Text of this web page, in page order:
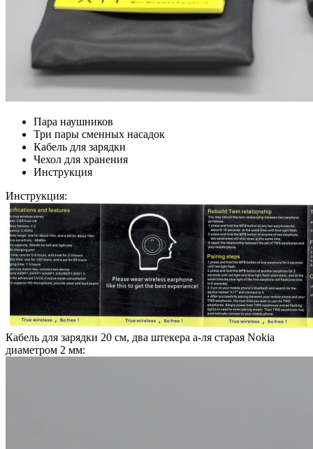
Пара наушников
Три пары сменных насадок
Кабель для зарядки
Чехол для хранения
Инструкция
Инструкция:
Кабель для зарядки 20 см, два штекера а-ля старая Nokia
диаметром 2 мм: